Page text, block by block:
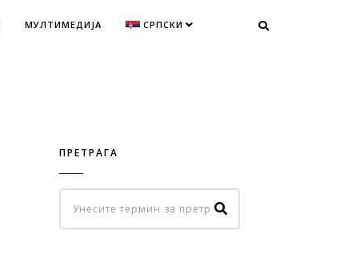
МУЛТИМЕДИЈА СРПСКИ
ПРЕТРАГА